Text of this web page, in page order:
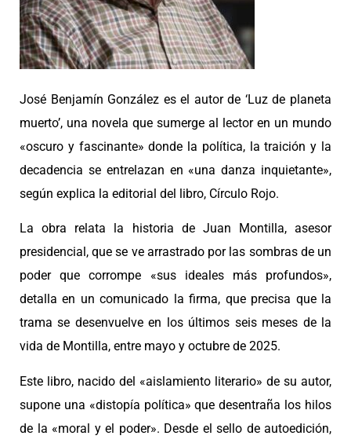
José Benjamín González es el autor de ‘Luz de planeta
muerto’, una novela que sumerge al lector en un mundo
«oscuro y fascinante» donde la política, la traición y la
decadencia se entrelazan en «una danza inquietante»,
según explica la editorial del libro, Círculo Rojo.
La obra relata la historia de Juan Montilla, asesor
presidencial, que se ve arrastrado por las sombras de un
poder que corrompe «sus ideales más profundos»,
detalla en un comunicado la firma, que precisa que la
trama se desenvuelve en los últimos seis meses de la
vida de Montilla, entre mayo y octubre de 2025.
Este libro, nacido del «aislamiento literario» de su autor,
supone una «distopía política» que desentraña los hilos
de la «moral y el poder». Desde el sello de autoedición,